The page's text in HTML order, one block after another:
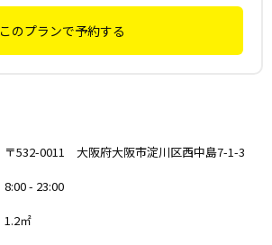
このプランで予約する
〒532-0011 大阪府大阪市淀川区西中島7-1-3
8:00 - 23:00
1.2㎡